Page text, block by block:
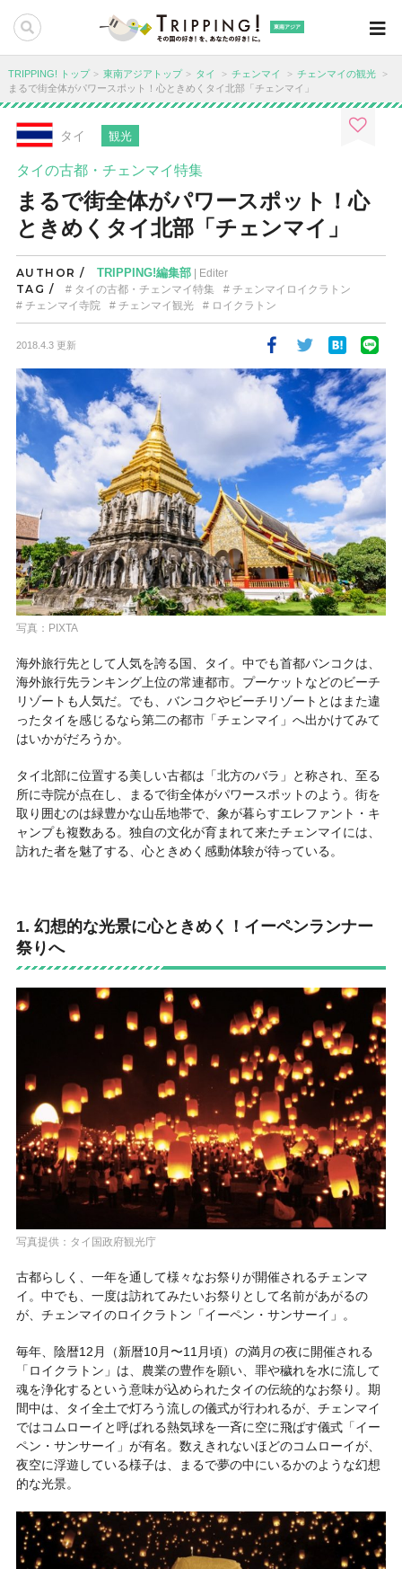
東南アジア
TRIPPING! トップ 東南アジアトップ タイ チェンマイ
チェンマイの観光
まるで街全体がパワースポット！心ときめくタイ北部「チェンマイ」
タイ 観光
タイの古都・チェンマイ特集
まるで街全体がパワースポット！心
ときめくタイ北部「チェンマイ」
AUTHOR / TRIPPING!編集部| Editer
TAG / タイの古都・チェンマイ特集
チェンマイロイクラトン
チェンマイ寺院
チェンマイ観光 ロイクラトン
2018.4.3 更新
写真：PIXTA
海外旅行先として人気を誇る国、タイ。中でも首都バンコクは、
海外旅行先ランキング上位の常連都市。プーケットなどのビーチ
リゾートも人気だ。でも、バンコクやビーチリゾートとはまた違
ったタイを感じるなら第二の都市「チェンマイ」へ出かけてみて
はいかがだろうか。
タイ北部に位置する美しい古都は「北方のバラ」と称され、至る
所に寺院が点在し、まるで街全体がパワースポットのよう。街を
取り囲むのは緑豊かな山岳地帯で、象が暮らすエレファント・キ
ャンプも複数ある。独自の文化が育まれて来たチェンマイには、
訪れた者を魅了する、心ときめく感動体験が待っている。
1. 幻想的な光景に心ときめく！イーペンランナー
祭りへ
写真提供：タイ国政府観光庁
古都らしく、一年を通して様々なお祭りが開催されるチェンマ
イ。中でも、一度は訪れてみたいお祭りとして名前があがるの
が、チェンマイのロイクラトン「イーペン・サンサーイ」。
毎年、陰暦12月（新暦10月〜11月頃）の満月の夜に開催される
「ロイクラトン」は、農業の豊作を願い、罪や穢れを水に流して
魂を浄化するという意味が込められたタイの伝統的なお祭り。期
間中は、タイ全土で灯ろう流しの儀式が行われるが、チェンマイ
ではコムローイと呼ばれる熱気球を一斉に空に飛ばす儀式「イー
ペン・サンサーイ」が有名。数えきれないほどのコムローイが、
夜空に浮遊している様子は、まるで夢の中にいるかのような幻想
的な光景。